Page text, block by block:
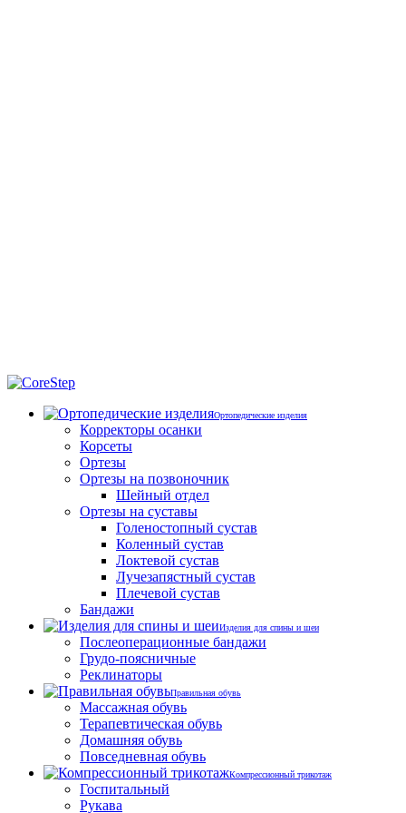
Ортопедические изделия
Корректоры осанки
Корсеты
Ортезы
Ортезы на позвоночник
Шейный отдел
Ортезы на суставы
Голеностопный сустав
Коленный сустав
Локтевой сустав
Лучезапястный сустав
Плечевой сустав
Бандажи
Изделия для спины и шеи
Послеоперационные бандажи
Грудо-поясничные
Реклинаторы
Правильная обувь
Массажная обувь
Терапевтическая обувь
Домашняя обувь
Повседневная обувь
Компрессионный трикотаж
Госпитальный
Рукава